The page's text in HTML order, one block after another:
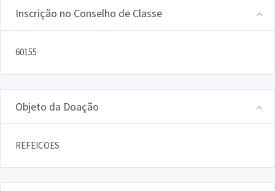
Inscrição no Conselho de Classe
60155
Objeto da Doação
REFEICOES